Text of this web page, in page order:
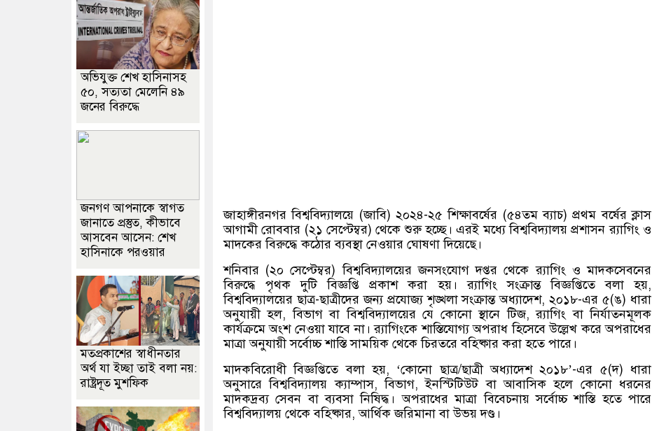
জাহাঙ্গীরনগর বিশ্ববিদ্যালয়ে (জাবি) ২০২৪-২৫ শিক্ষাবর্ষের (৫৪তম ব্যাচ) প্রথম বর্ষের ক্লাস
আগামী রোববার (২১ সেপ্টেম্বর) থেকে শুরু হচ্ছে। এরই মধ্যে বিশ্ববিদ্যালয় প্রশাসন র‍্যাগিং ও
মাদকের বিরুদ্ধে কঠোর ব্যবস্থা নেওয়ার ঘোষণা দিয়েছে।
শনিবার (২০ সেপ্টেম্বর) বিশ্ববিদ্যালয়ের জনসংযোগ দপ্তর থেকে র‍্যাগিং ও মাদকসেবনের
বিরুদ্ধে পৃথক দুটি বিজ্ঞপ্তি প্রকাশ করা হয়। র‍্যাগিং সংক্রান্ত বিজ্ঞপ্তিতে বলা হয়,
বিশ্ববিদ্যালয়ের ছাত্র-ছাত্রীদের জন্য প্রযোজ্য শৃঙ্খলা সংক্রান্ত অধ্যাদেশ, ২০১৮-এর ৫(ঙ) ধারা
অনুযায়ী হল, বিভাগ বা বিশ্ববিদ্যালয়ের যে কোনো স্থানে টিজ, র‍্যাগিং বা নির্যাতনমূলক
কার্যক্রমে অংশ নেওয়া যাবে না। র‍্যাগিংকে শাস্তিযোগ্য অপরাধ হিসেবে উল্লেখ করে অপরাধের
মাত্রা অনুযায়ী সর্বোচ্চ শাস্তি সাময়িক থেকে চিরতরে বহিষ্কার করা হতে পারে।
মাদকবিরোধী বিজ্ঞপ্তিতে বলা হয়, ‘কোনো ছাত্র/ছাত্রী অধ্যাদেশ ২০১৮’-এর ৫(দ) ধারা
অনুসারে বিশ্ববিদ্যালয় ক্যাম্পাস, বিভাগ, ইনস্টিটিউট বা আবাসিক হলে কোনো ধরনের
মাদকদ্রব্য সেবন বা ব্যবসা নিষিদ্ধ। অপরাধের মাত্রা বিবেচনায় সর্বোচ্চ শাস্তি হতে পারে
বিশ্ববিদ্যালয় থেকে বহিষ্কার, আর্থিক জরিমানা বা উভয় দণ্ড।
অভিযুক্ত শেখ হাসিনাসহ
৫০, সত্যতা মেলেনি ৪৯
জনের বিরুদ্ধে
জনগণ আপনাকে স্বাগত
জানাতে প্রস্তুত, কীভাবে
আসবেন আসেন: শেখ
হাসিনাকে পরওয়ার
মতপ্রকাশের স্বাধীনতার
অর্থ যা ইচ্ছা তাই বলা নয়:
রাষ্ট্রদূত মুশফিক